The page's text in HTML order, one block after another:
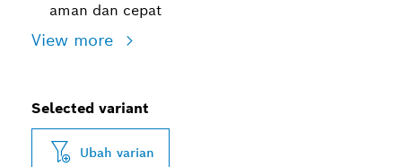
aman dan cepat
View more
Selected variant
Ubah varian